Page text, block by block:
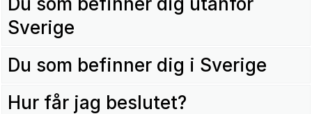
Sverige
Du som befinner dig i Sverige
Hur får jag beslutet?